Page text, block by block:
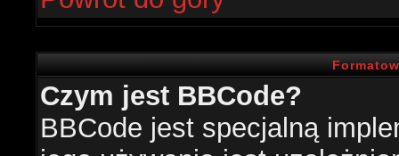
Czym jest BBCode?
BBCode jest specjalną